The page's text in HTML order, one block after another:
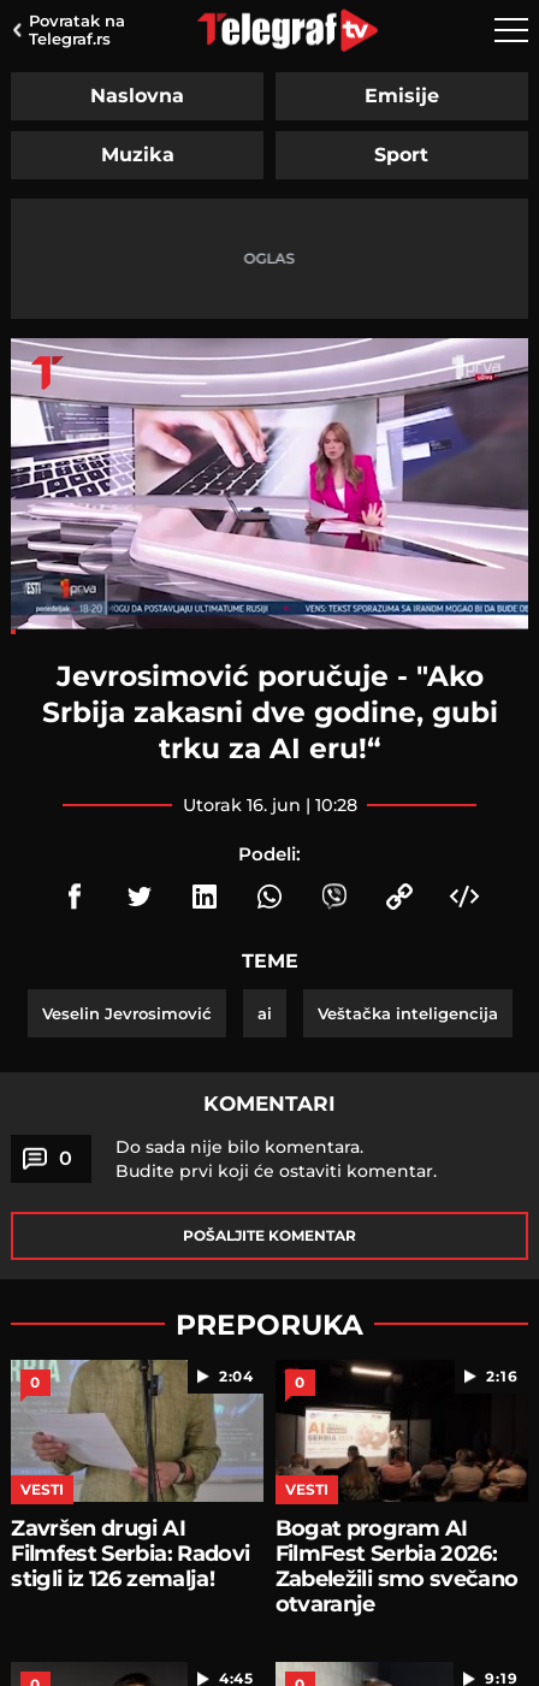
Povratak na
Telegraf.rs
Naslovna Emisije
Muzika Sport
Jevrosimović poručuje - "Ako
Srbija zakasni dve godine, gubi
trku za AI eru!“
utorak 16. jun | 10:28
Podeli:
TEME
Veselin Jevrosimović ai Veštačka inteligencija
KOMENTARI
0
Do sada nije bilo komentara.
Budite prvi koji će ostaviti komentar.
POŠALJITE KOMENTAR
PREPORUKA
2:04
0
VESTI
Završen drugi AI
Filmfest Serbia: Radovi
stigli iz 126 zemalja!
2:16
0
VESTI
Bogat program AI
FilmFest Serbia 2026:
Zabeležili smo svečano
otvaranje
4:45 9:19